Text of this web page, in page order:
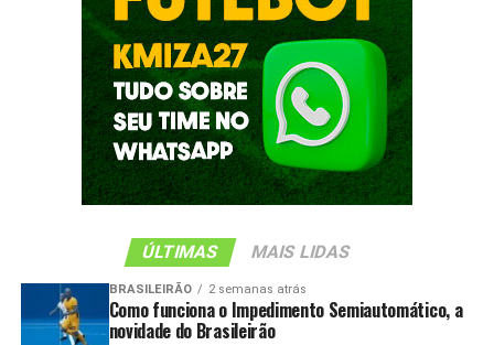
ÚLTIMAS MAIS LIDAS
BRASILEIRÃO 2 semanas atrás
Como funciona o Impedimento Semiautomático, a
novidade do Brasileirão